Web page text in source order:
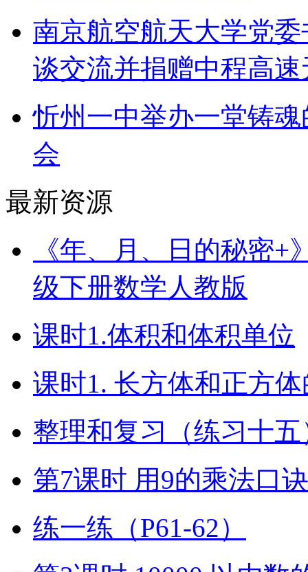
南京航空航天大学党
谈交流并捐赠中程高
忻州一中举办一堂铸
会
最新资源
《年、月、日的秘密+
级下册数学人教版
课时1.体积和体积单位
课时1. 长方体和正方
整理和复习（练习十五
第7课时 用9的乘法口
练一练（P61-62）